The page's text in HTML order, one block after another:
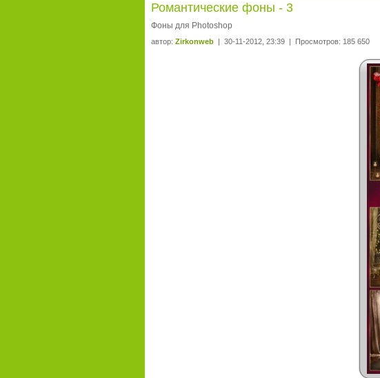
Романтические фоны - 3
Фоны для Photoshop
автор: Zirkonweb | 30-11-2012, 23:39 | Просмотров: 185 650